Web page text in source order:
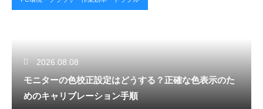
2026.08.08
モニターの色校正設定はどうする？正確な色表示のた
めのキャリブレーション手順